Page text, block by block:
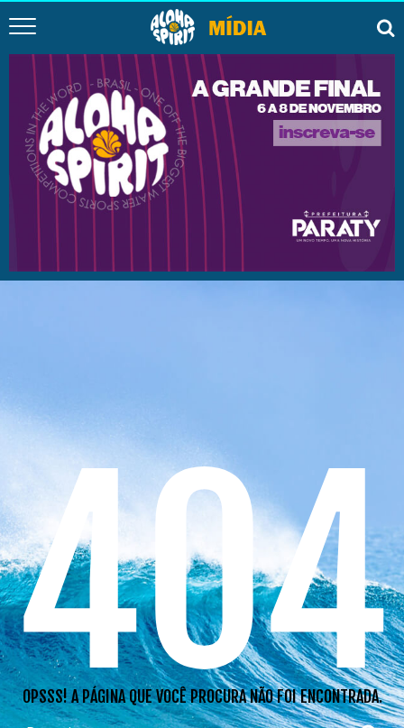
404
OPSSS! A PÁGINA QUE VOCÊ PROCURA NÃO FOI ENCONTRADA.